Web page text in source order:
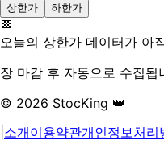
상한가
하한가
🏁
오늘의 상한가 데이터가 아
장 마감 후 자동으로 수집됩
© 2026 StocKing 👑
소개이용약관개인정보처리